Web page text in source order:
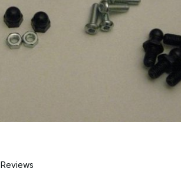
Reviews